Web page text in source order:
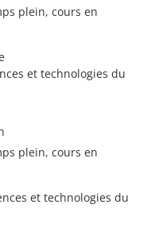
plein, cours en
et technologies du
plein, cours en
et technologies du